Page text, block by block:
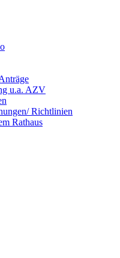
u.a. AZV
Richtlinien
Rathaus